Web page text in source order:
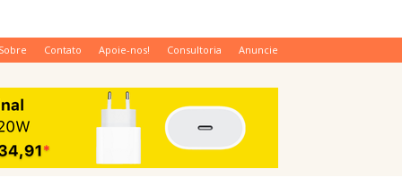
Sobre Contato Apoie-nos! Consultoria Anuncie